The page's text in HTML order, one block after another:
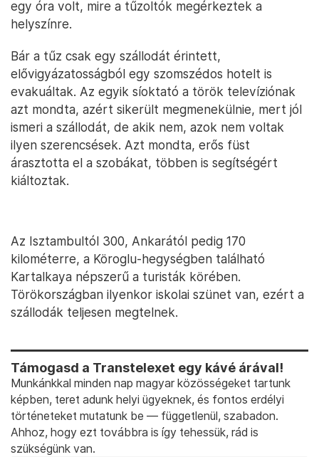
egy óra volt, mire a tűzoltók megérkeztek a
helyszínre.
Bár a tűz csak egy szállodát érintett,
elővigyázatosságból egy szomszédos hotelt is
evakuáltak. Az egyik síoktató a török televíziónak
azt mondta, azért sikerült megmenekülnie, mert jól
ismeri a szállodát, de akik nem, azok nem voltak
ilyen szerencsések. Azt mondta, erős füst
árasztotta el a szobákat, többen is segítségért
kiáltoztak.
Az Isztambultól 300, Ankarától pedig 170
kilométerre, a Köroglu-hegységben található
Kartalkaya népszerű a turisták körében.
Törökországban ilyenkor iskolai szünet van, ezért a
szállodák teljesen megtelnek.
Támogasd a Transtelexet egy kávé árával!
Munkánkkal minden nap magyar közösségeket tartunk
képben, teret adunk helyi ügyeknek, és fontos erdélyi
történeteket mutatunk be — függetlenül, szabadon.
Ahhoz, hogy ezt továbbra is így tehessük, rád is
szükségünk van.